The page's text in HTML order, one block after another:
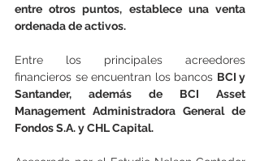
entre otros puntos, establece una venta
ordenada de activos.
Entre los principales acreedores
financieros se encuentran los bancos BCI y
Santander, además de BCI Asset
Management Administradora General de
Fondos S.A. y CHL Capital.